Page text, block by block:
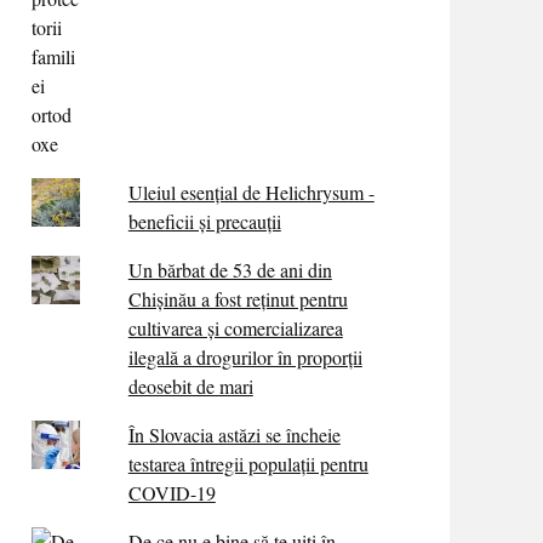
Uleiul esențial de Helichrysum -
beneficii și precauții
Un bărbat de 53 de ani din
Chișinău a fost reținut pentru
cultivarea și comercializarea
ilegală a drogurilor în proporții
deosebit de mari
În Slovacia astăzi se încheie
testarea întregii populații pentru
COVID-19